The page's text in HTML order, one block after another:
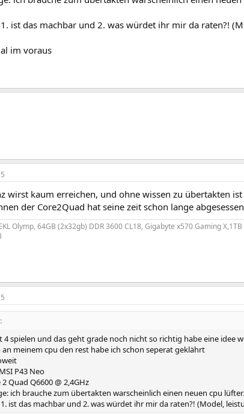
ist das machbar und 2. was würdet ihr mir da raten?!
im voraus
wirst kaum erreichen, und ohne wissen zu übertakten
der Core2Quad hat seine zeit schon lange
Olymp, 64GB (2x32gb) DDR 3600 CL18, Gigabyte x570 Gaming
4 spielen und das geht grade noch nicht so richtig habe eine idee
meinem cpu den rest habe ich schon seperat geklährt
P43 Neo
Quad Q6600 @ 2,4GHz
ich brauche zum übertakten warscheinlich einen neuen cpu
ist das machbar und 2. was würdet ihr mir da raten?! (Model,